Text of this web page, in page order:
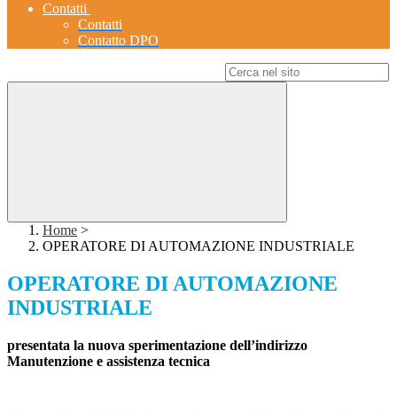
Contatti
Contatti
Contatto DPO
Home >
OPERATORE DI AUTOMAZIONE INDUSTRIALE
OPERATORE DI AUTOMAZIONE
INDUSTRIALE
presentata la nuova sperimentazione dell’indirizzo
Manutenzione e assistenza tecnica